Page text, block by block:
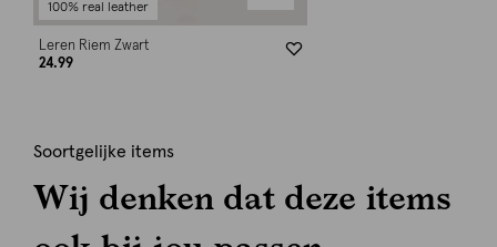
100% real leather
Leren Riem Zwart
24.99
Soortgelijke items
Wij denken dat deze items